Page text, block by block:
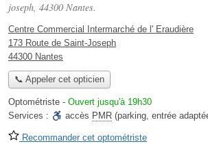
joseph, 44300 Nantes.
Centre Commercial Intermarché de l' Eraudière
173 Route de Saint-Joseph
44300 Nantes
📞 Appeler cet opticien
Optométriste - Ouvert jusqu'à 19h30
Services :
accès PMR (parking, entrée
Recommander cet optométriste